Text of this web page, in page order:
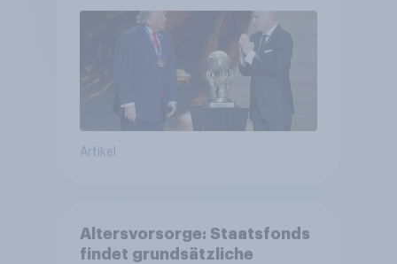
Fußball-WM ohne Politik
Artikel
Altersvorsorge: Staatsfonds
findet grundsätzliche